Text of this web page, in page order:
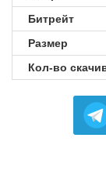
Битрейт
Размер
Кол-во